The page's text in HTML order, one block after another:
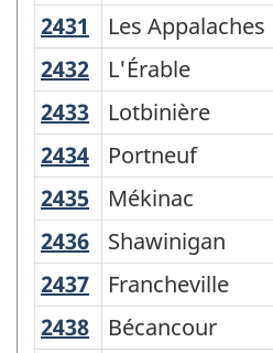
2431
Les Appalaches
Les Appalaches
2432 L'Érable
L'Érable
2433 Lotbinière
Lotbinière
2434 Portneuf
Portneuf
2435 Mékinac
Mékinac
2436 Shawinigan
Shawinigan
2437 Francheville
Francheville
2438 Bécancour
Bécancour